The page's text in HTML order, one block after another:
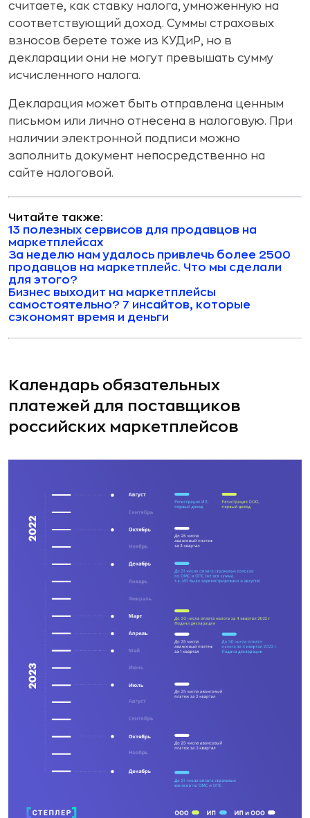
считаете, как ставку налога, умноженную на
соответствующий доход. Суммы страховых
взносов берете тоже из КУДиР, но в
декларации они не могут превышать сумму
исчисленного налога.
Декларация может быть отправлена ценным
письмом или лично отнесена в налоговую. При
наличии электронной подписи можно
заполнить документ непосредственно на
сайте налоговой.
Читайте также:
13 полезных сервисов для продавцов на
маркетплейсах
За неделю нам удалось привлечь более 2500
продавцов на маркетплейс. Что мы сделали
для этого?
Бизнес выходит на маркетплейсы
самостоятельно? 7 инсайтов, которые
сэкономят время и деньги
Календарь обязательных
платежей для поставщиков
российских маркетплейсов